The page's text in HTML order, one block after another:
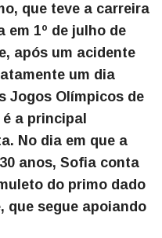
que teve a carreira
1º de julho de
após um acidente
um dia
Jogos Olímpicos de
a principal
No dia em que a
anos, Sofia conta
do primo dado
que segue apoiando